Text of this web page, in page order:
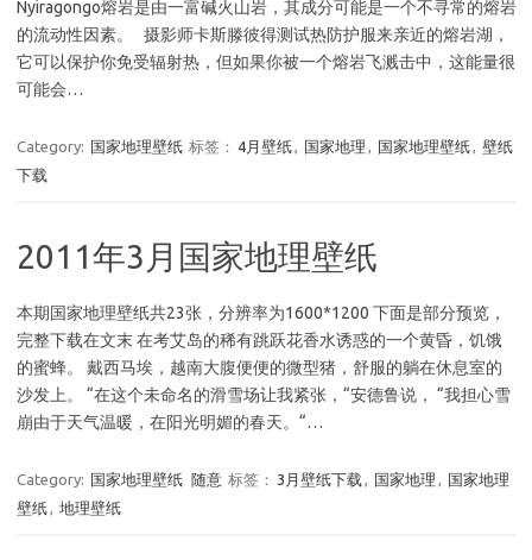
Nyiragongo熔岩是由一富碱火山岩，其成分可能是一个不寻常的熔岩
的流动性因素。 摄影师卡斯滕彼得测试热防护服来亲近的熔岩湖，
它可以保护你免受辐射热，但如果你被一个熔岩飞溅击中，这能量很
可能会…
Category: 国家地理壁纸 标签： 4月壁纸, 国家地理 , 国家地理壁纸, 壁纸
下载
2011年3月国家地理壁纸
本期国家地理壁纸共23张，分辨率为1600*1200 下面是部分预览，
完整下载在文末 在考艾岛的稀有跳跃花香水诱惑的一个黄昏，饥饿
的蜜蜂。 戴西马埃，越南大腹便便的微型猪，舒服的躺在休息室的
沙发上。 “在这个未命名的滑雪场让我紧张，“安德鲁说， “我担心雪
崩由于天气温暖，在阳光明媚的春天。“…
Category: 国家地理壁纸 随意 标签： 3月壁纸下载 , 国家地理 , 国家地理
壁纸, 地理壁纸